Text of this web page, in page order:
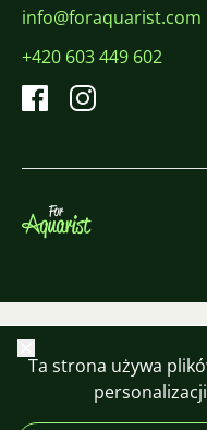
info@foraquarist.com
+420 603 449 602
Zamknij
Ta strona używa